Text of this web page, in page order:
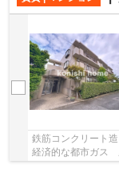
鉄筋コンクリー
経済的な都市ガス
ペースがあり、子